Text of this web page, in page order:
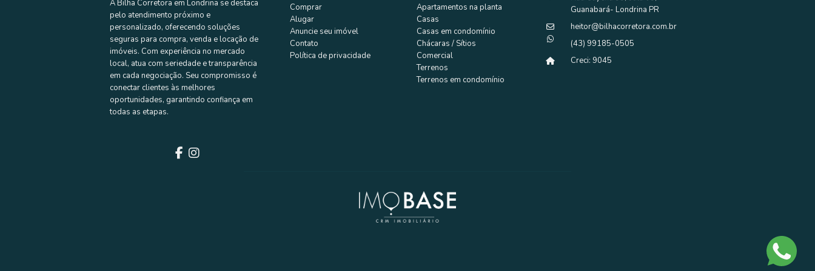
ENTRE EM CONTATO AGORA MESMO
Venda
CASA EM CONDOMÍNIO
CASA A VENDA E LOCAÇÃO TAUA
CONDOMINIO ARAÇARI
R$ 1.350.000,00
ENTRE EM CONTATO AGORA MESMO
Venda
A Bilha Corretora em Londrina se destaca
pelo atendimento próximo e
personalizado, oferecendo soluções
seguras para compra, venda e locação de
imóveis. Com experiência no mercado
local, atua com seriedade e transparência
em cada negociação. Seu compromisso é
conectar clientes às melhores
oportunidades, garantindo confiança em
todas as etapas.
Comprar
Alugar
Anuncie seu imóvel
Contato
Política de privacidade
Apartamentos na planta
Casas
Casas em condomínio
Chácaras / Sítios
Comercial
Terrenos
Terrenos em condomínio
Guanabará- Londrina PR
heitor@bilhacorretora.com.br
(43) 99185-0505
Creci: 9045